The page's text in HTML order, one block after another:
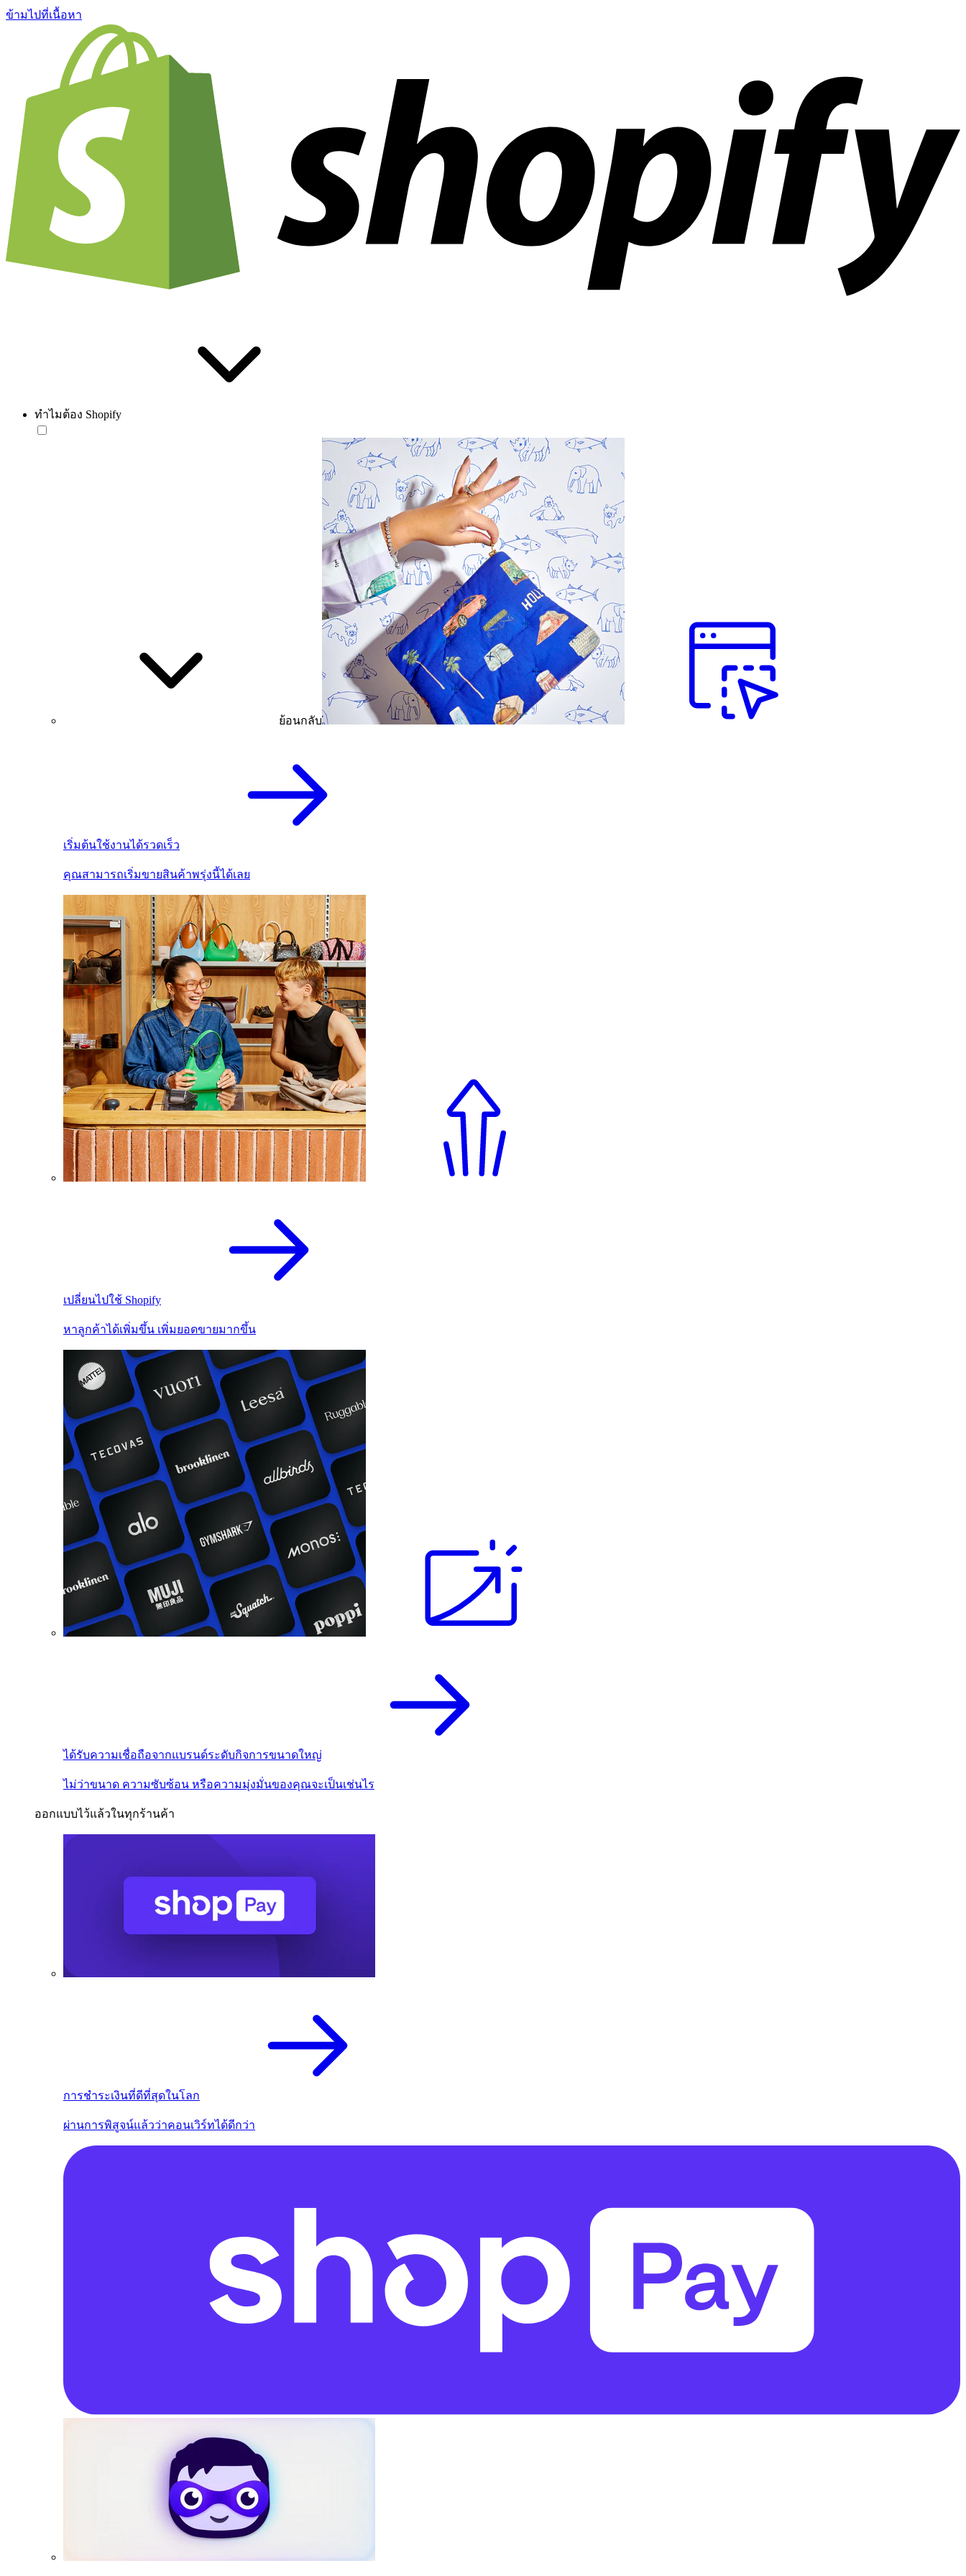
ข้ามไปที่เนื้อหา
ทำไมต้อง Shopify
ย้อนกลับ
เริ่มต้นใช้งานได้รวดเร็ว
คุณสามารถเริ่มขายสินค้าพรุ่งนี้ได้เลย
เปลี่ยนไปใช้ Shopify
หาลูกค้าได้เพิ่มขึ้น เพิ่มยอดขายมากขึ้น
ได้รับความเชื่อถือจากแบรนด์ระดับกิจการขนาดใหญ่
ไม่ว่าขนาด ความซับซ้อน หรือความมุ่งมั่นของคุณจะเป็นเช่นไร
ออกแบบไว้แล้วในทุกร้านค้า
การชำระเงินที่ดีที่สุดในโลก
ผ่านการพิสูจน์แล้วว่าคอนเวิร์ทได้ดีกว่า